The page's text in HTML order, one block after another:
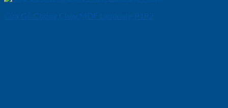
Cửa Gỗ Chống Cháy MDF Laminate P1R2